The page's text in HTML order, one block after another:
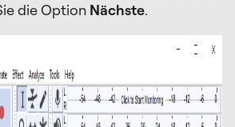
die Option Nächste.